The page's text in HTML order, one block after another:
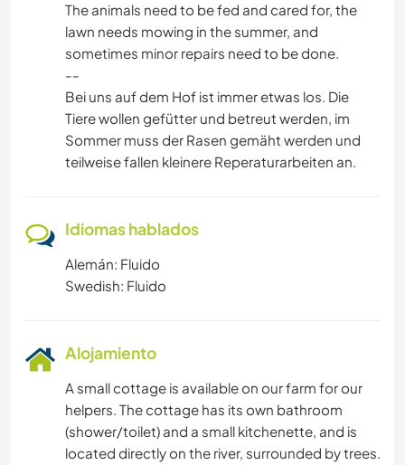
The animals need to be fed and cared for, the
lawn needs mowing in the summer, and
sometimes minor repairs need to be done.
--
Bei uns auf dem Hof ist immer etwas los. Die
Tiere wollen gefütter und betreut werden, im
Sommer muss der Rasen gemäht werden und
teilweise fallen kleinere Reperaturarbeiten an.
Idiomas hablados
Alemán: Fluido
Swedish: Fluido
Alojamiento
A small cottage is available on our farm for our
helpers. The cottage has its own bathroom
(shower/toilet) and a small kitchenette, and is
located directly on the river, surrounded by trees.